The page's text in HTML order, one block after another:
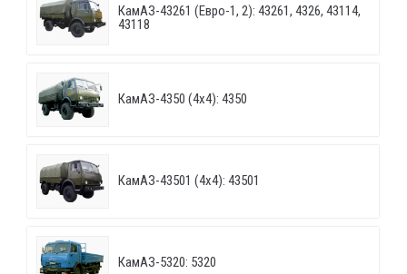
КамАЗ-43261 (Евро-1, 2): 43261, 4326, 43114,
43118
КамАЗ-4350 (4х4): 4350
КамАЗ-43501 (4х4): 43501
КамАЗ-5320: 5320